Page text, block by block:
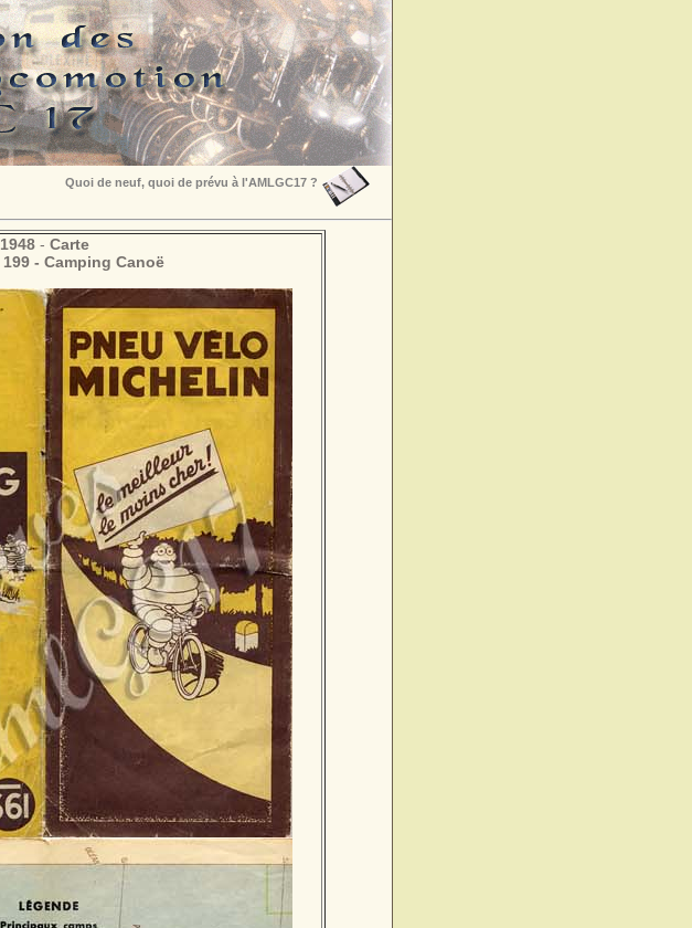
Quoi de neuf, quoi de prévu à l'AMLGC17 ?
1948- Carte
199 - Camping Canoë